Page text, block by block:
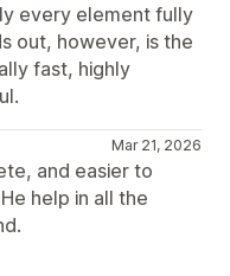
every element fully
out, however, is the
fast, highly
Mar 21, 2026
and easier to
help in all the